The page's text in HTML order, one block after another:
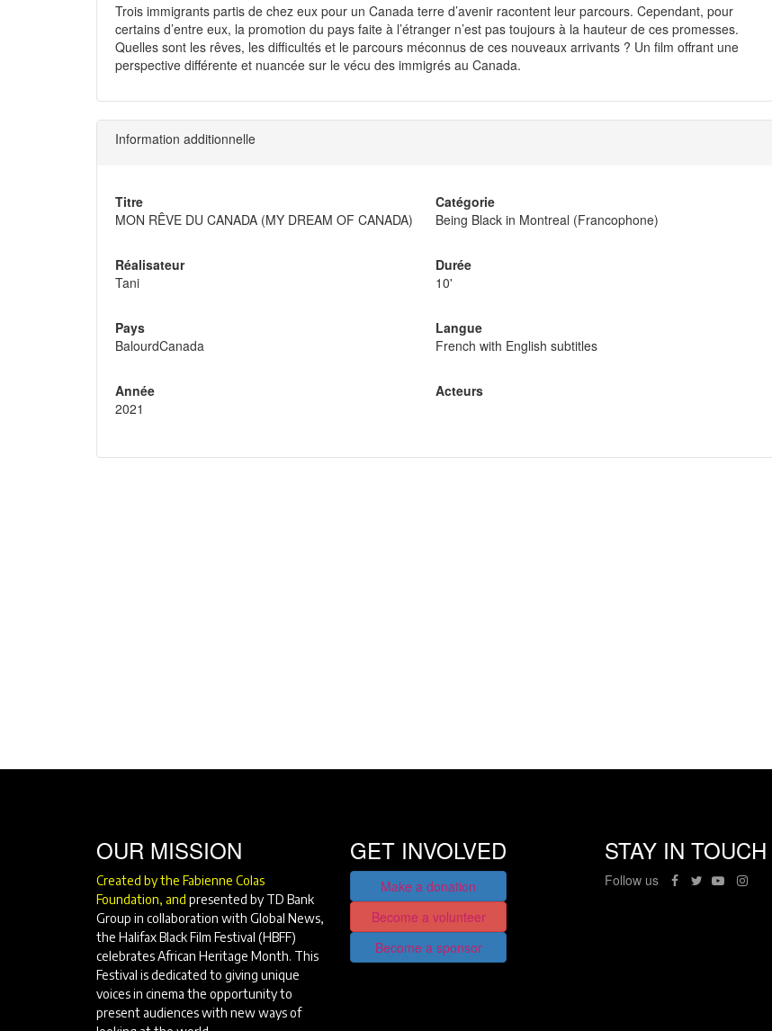
Trois immigrants partis de chez eux pour un Canada terre d’avenir racontent leur parcours. Cependant, pour
certains d’entre eux, la promotion du pays faite à l’étranger n’est pas toujours à la hauteur de ces promesses.
Quelles sont les rêves, les difficultés et le parcours méconnus de ces nouveaux arrivants ? Un film offrant une
perspective différente et nuancée sur le vécu des immigrés au Canada.
Information additionnelle
Titre
MON RÊVE DU CANADA (MY DREAM OF CANADA)
Réalisateur
Tani
Pays
BalourdCanada
Année
2021
Catégorie
Being Black in Montreal (Francophone)
Durée
10'
Langue
French with English subtitles
Acteurs
OUR MISSION
Created by the Fabienne Colas
Foundation, and presented by TD Bank
Group in collaboration with Global News,
the Halifax Black Film Festival (HBFF)
celebrates African Heritage Month. This
Festival is dedicated to giving unique
voices in cinema the opportunity to
present audiences with new ways of
GET INVOLVED
Make a donation
Become a volunteer
Become a sponsor
STAY IN TOUCH
Follow us